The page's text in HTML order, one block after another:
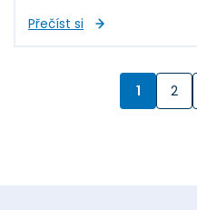
Přečíst si
1 2